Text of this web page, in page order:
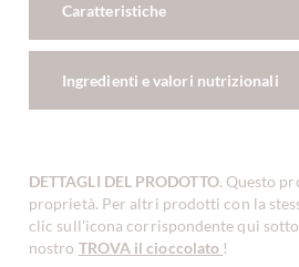
Caratteristiche
Ingredienti e valori nutrizionali
DETTAGLI DEL PRODOTTO. Questo
proprietà. Per altri prodotti con la
clic sull'icona corrispondente qui
nostro TROVA il cioccolato !